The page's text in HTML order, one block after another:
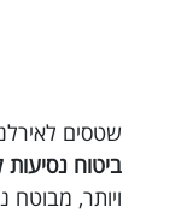
שטסים
ביטוח נסיעות
ויותר, מבוטח